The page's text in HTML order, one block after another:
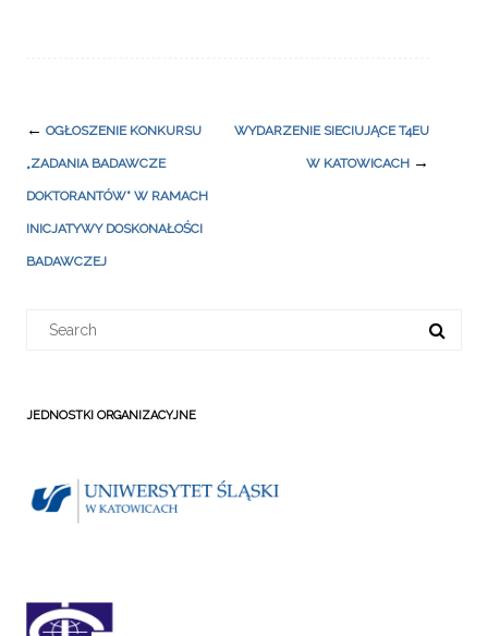
Post
navigation
← OGŁOSZENIE KONKURSU
„ZADANIA BADAWCZE
DOKTORANTÓW” W RAMACH
INICJATYWY DOSKONAŁOŚCI
BADAWCZEJ
WYDARZENIE SIECIUJĄCE T4EU
W KATOWICACH →
for:
JEDNOSTKI ORGANIZACYJNE